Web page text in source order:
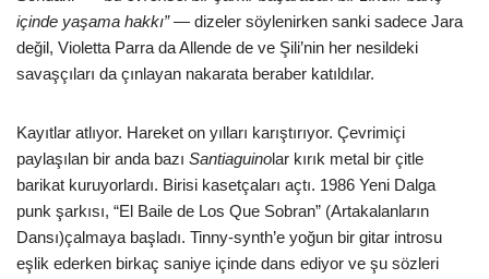
içinde yaşama hakkı”— dizeler söylenirken sanki sadece Jara
değil, Violetta Parra da Allende de ve Şili’nin her nesildeki
savaşçıları da çınlayan nakarata beraber katıldılar.
Kayıtlar atlıyor. Hareket on yılları karıştırıyor. Çevrimiçi
paylaşılan bir anda bazı Santiaguinolar kırık metal bir çitle
barikat kuruyorlardı. Birisi kasetçaları açtı. 1986 Yeni Dalga
punk şarkısı, “El Baile de Los Que Sobran” (Artakalanların
Dansı)çalmaya başladı. Tinny-synth’e yoğun bir gitar introsu
eşlik ederken birkaç saniye içinde dans ediyor ve şu sözleri